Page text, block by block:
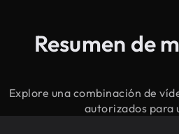
Resumen de
Explore una combinación de
autorizados para